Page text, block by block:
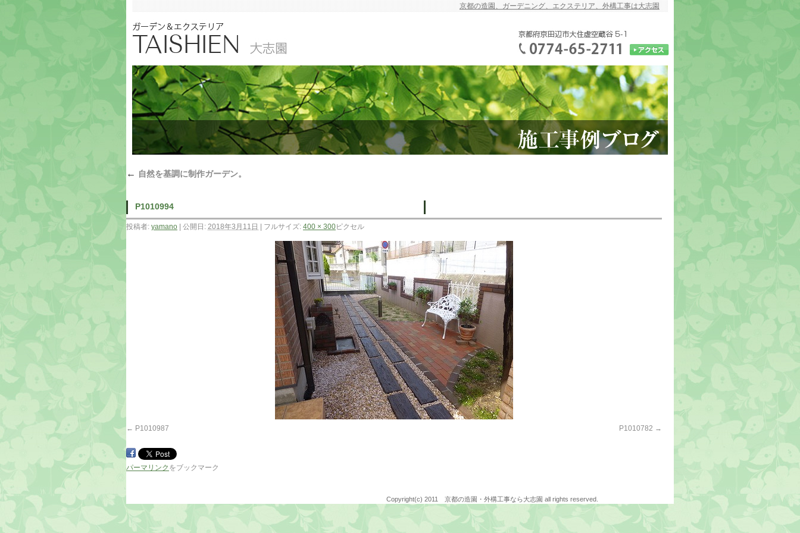
京都の造園、ガーデニング、エクステリア、外構工事は大志園
← 自然を基調に制作ガーデン。
P1010994
投稿者: yamano 公開日: 2018年3月11日 フルサイズ: 400 × 300ピクセル
P1010987 P1010782
パーマリンク をブックマーク
Copyright(c) 2011 京都の造園・外構工事なら大志園 all rights reserved.